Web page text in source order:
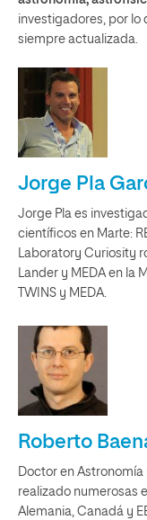
investigadores, por lo
siempre actualizada.
Jorge Pla
Jorge Pla es
científicos en Marte:
Laboratory Curiosity
Lander y MEDA en la
TWINS y MEDA.
Roberto
Doctor en
realizado numerosas
Alemania, Canadá y